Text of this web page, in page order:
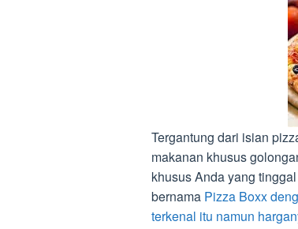
Tergantung dari isian
makanan khusus
khusus Anda yang
bernama Pizza Boxx
terkenal itu namun